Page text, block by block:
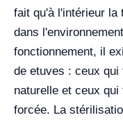
fait qu'à l'intérieur la
dans
fonctionnement, il
de etuves : ceux
naturelle et ceux
forcée. La